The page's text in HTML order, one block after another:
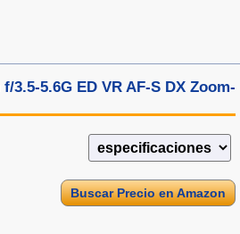
3.5-5.6G ED VR AF-S DX Zoom-
Buscar Precio en Amazon